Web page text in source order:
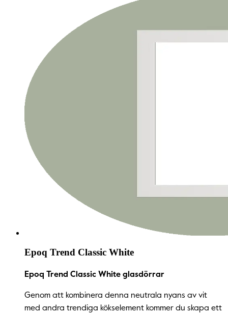
Epoq Trend Classic White
Epoq Trend Classic White glasdörrar
Genom att kombinera denna neutrala nyans av vit
med andra trendiga kökselement kommer du skapa ett